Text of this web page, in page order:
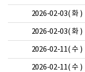
2026-02-03( 화 )
2026-02-03( 화 )
2026-02-11( 수 )
2026-02-11( 수 )